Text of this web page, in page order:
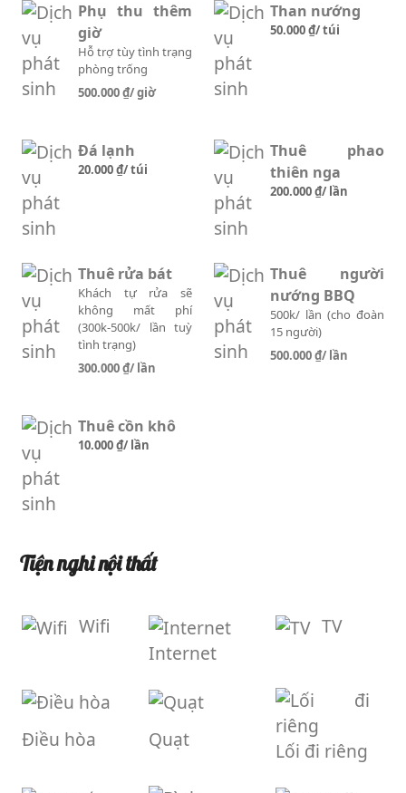
Phụ thu thêm
giờ
Hỗ trợ tùy tình trạng
phòng trống
500.000 ₫/ giờ
Than nướng
50.000 ₫/ túi
Đá lạnh
20.000 ₫/ túi
Thuê phao
thiên nga
200.000 ₫/ lần
Thuê rửa bát
Khách tự rửa sẽ
không mất phí
(300k-500k/ lần tuỳ
tình trạng)
300.000 ₫/ lần
Thuê người
nướng BBQ
500k/ lần (cho đoàn
15 người)
500.000 ₫/ lần
Thuê cồn khô
10.000 ₫/ lần
Tiện nghi nội thất
Wifi
Internet
TV
Điều hòa Quạt Lối đi riêng